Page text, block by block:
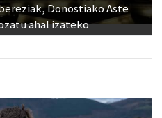
Donostiako Aste
ahal izateko